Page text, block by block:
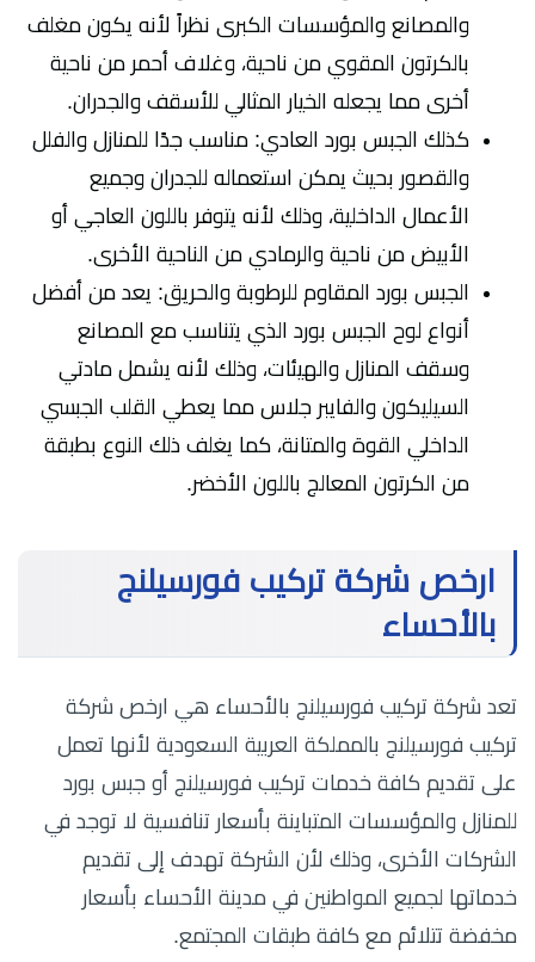
والمصانع والمؤسسات الكبرى نظراً لأنه يكون مغلف
بالكرتون المقوي من ناحية، وغلاف أحمر من ناحية
أخرى مما يجعله الخيار المثالي للأسقف والجدران.
كذلك الجبس بورد العادي: مناسب جدًا للمنازل والفلل
والقصور بحيث يمكن استعماله للجدران وجميع
الأعمال الداخلية، وذلك لأنه يتوفر باللون العاجي أو
الأبيض من ناحية والرمادي من الناحية الأخرى.
الجبس بورد المقاوم للرطوبة والحريق: يعد من أفضل
أنواع لوح الجبس بورد الذي يتناسب مع المصانع
وسقف المنازل والهيئات، وذلك لأنه يشمل مادتي
السيليكون والفايبر جلاس مما يعطي القلب الجبسي
الداخلي القوة والمتانة، كما يغلف ذلك النوع بطبقة
من الكرتون المعالج باللون الأخضر.
ارخص شركة تركيب فورسيلنج
بالأحساء
تعد شركة تركيب فورسيلنج بالأحساء هي ارخص شركة
تركيب فورسيلنج بالمملكة العربية السعودية لأنها تعمل
على تقديم كافة خدمات تركيب فورسيلنج أو جبس بورد
للمنازل والمؤسسات المتباينة بأسعار تنافسية لا توجد في
الشركات الأخرى، وذلك لأن الشركة تهدف إلى تقديم
خدماتها لجميع المواطنين في مدينة الأحساء بأسعار
مخفضة تتلائم مع كافة طبقات المجتمع.